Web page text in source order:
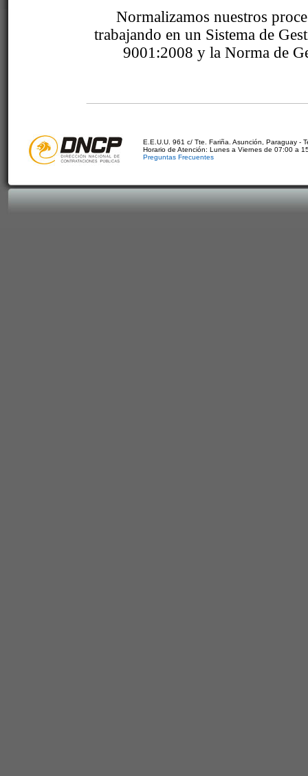
Normalizamos nuestros
trabajando en un Sistema de
9001:2008 y la Norma de
E.E.U.U. 961 c/ Tte. Fariña. Asunción, Paraguay -
Horario de Atención: Lunes a Viernes de 07:00 a
Preguntas Frecuentes